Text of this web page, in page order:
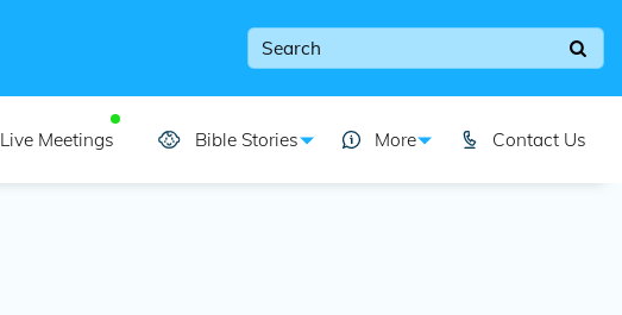
Live Meetings Bible Stories More Contact Us